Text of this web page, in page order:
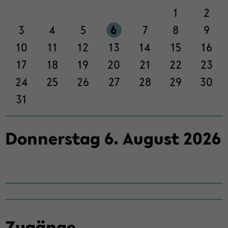
1
2
3
4 5 6 7 8
9
10
11 12 13 14 15
16
17
18 19 20 21 22
23
24
25 26 27 28 29
30
31
Don­ners­tag 6. Au­gust2026